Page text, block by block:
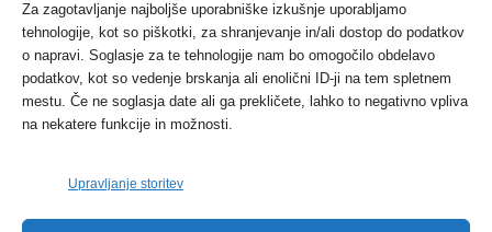
Za zagotavljanje najboljše uporabniške izkušnje uporabljamo
tehnologije, kot so piškotki, za shranjevanje in/ali dostop do podatkov
o napravi. Soglasje za te tehnologije nam bo omogočilo obdelavo
podatkov, kot so vedenje brskanja ali enolični ID-ji na tem spletnem
mestu. Če ne soglasja date ali ga prekličete, lahko to negativno vpliva
na nekatere funkcije in možnosti.
Upravljanje storitev
Protest proti vetrnim elektrarnam na Ojstrici, v
svetu pa vedno bolj...
Dogodki 12. maja, 2017
Tožilstvo v Celovcu v korist elektrarnam
Verbund
FOTO: Razstava cvetličarskega mojstra Andreja